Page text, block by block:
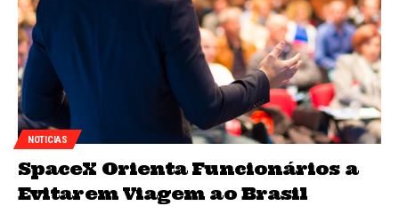
NOTICIAS
SpaceX Orienta Funcionários a
Evitarem Viagem ao Brasil